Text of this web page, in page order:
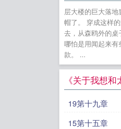
层大楼的巨大落
帽了。 穿成这样
去，从森鸥外的
哪怕是用闻起来
款。 ...
《关于我想
19第十九章
15第十五章